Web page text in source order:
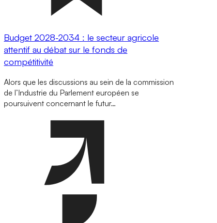
Budget 2028-2034 : le secteur agricole
attentif au débat sur le fonds de
compétitivité
Alors que les discussions au sein de la commission
de l’Industrie du Parlement européen se
poursuivent concernant le futur…